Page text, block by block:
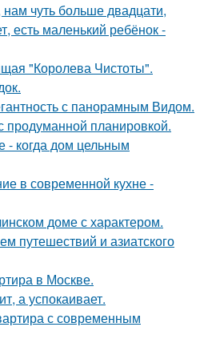
чуть больше двадцати,
есть маленький ребёнок -
"Королева Чистоты".
с панорамным Видом.
продуманной планировкой.
- когда дом цельным
в современной кухне -
доме с характером.
путешествий и азиатского
в Москве.
а успокаивает.
с современным